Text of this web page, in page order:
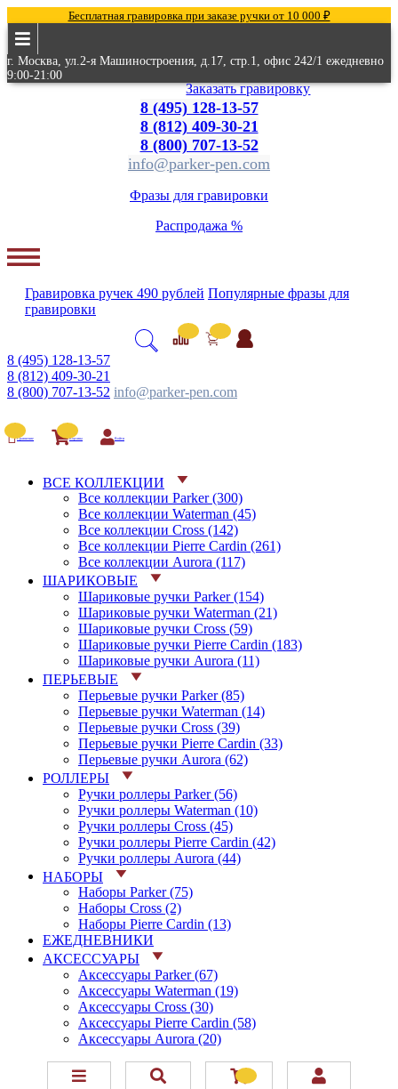
Бесплатная гравировка при заказе ручки от 10 000 ₽
г. Москва, ул.2-я Машиностроения, д.17, стр.1, офис 242/1 ежедневно
9:00-21:00
8 (495) 128-13-57
8 (812) 409-30-21
8 (800) 707-13-52
info@parker-pen.com
Фразы для гравировки
Распродажа %
Заказать гравировку
Гравировка ручек 490 рублей Популярные фразы для
гравировки
8 (495) 128-13-57
8 (812) 409-30-21
8 (800) 707-13-52 info@parker-pen.com
Сравнение Корзина Войти
ВСЕ КОЛЛЕКЦИИ
Все коллекции Parker (300)
Все коллекции Waterman (45)
Все коллекции Cross (142)
Все коллекции Pierre Cardin (261)
Все коллекции Aurora (117)
ШАРИКОВЫЕ
Шариковые ручки Parker (154)
Шариковые ручки Waterman (21)
Шариковые ручки Cross (59)
Шариковые ручки Pierre Cardin (183)
Шариковые ручки Aurora (11)
ПЕРЬЕВЫЕ
Перьевые ручки Parker (85)
Перьевые ручки Waterman (14)
Перьевые ручки Cross (39)
Перьевые ручки Pierre Cardin (33)
Перьевые ручки Aurora (62)
РОЛЛЕРЫ
Ручки роллеры Parker (56)
Ручки роллеры Waterman (10)
Ручки роллеры Cross (45)
Ручки роллеры Pierre Cardin (42)
Ручки роллеры Aurora (44)
НАБОРЫ
Наборы Parker (75)
Наборы Cross (2)
Наборы Pierre Cardin (13)
ЕЖЕДНЕВНИКИ
АКСЕССУАРЫ
Аксессуары Parker (67)
Аксессуары Waterman (19)
Аксессуары Cross (30)
Аксессуары Pierre Cardin (58)
Аксессуары Aurora (20)